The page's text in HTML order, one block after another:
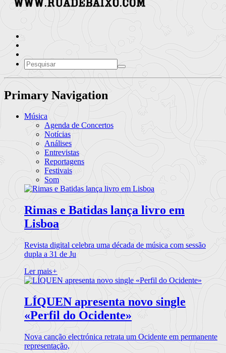
Primary Navigation
Música
Agenda de Concertos
Notícias
Análises
Entrevistas
Reportagens
Festivais
Som
Rimas e Batidas lança livro em
Lisboa
Revista digital celebra uma década de música com sessão
dupla a 31 de Ju
Ler mais+
LÍQUEN apresenta novo single
«Perfil do Ocidente»
Nova canção electrónica retrata um Ocidente em permanente
representação,